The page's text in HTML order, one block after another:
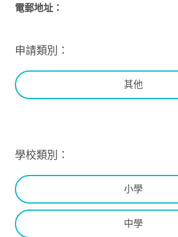
電郵地址：
申請類別：
其他
學校類別：
小學
中學